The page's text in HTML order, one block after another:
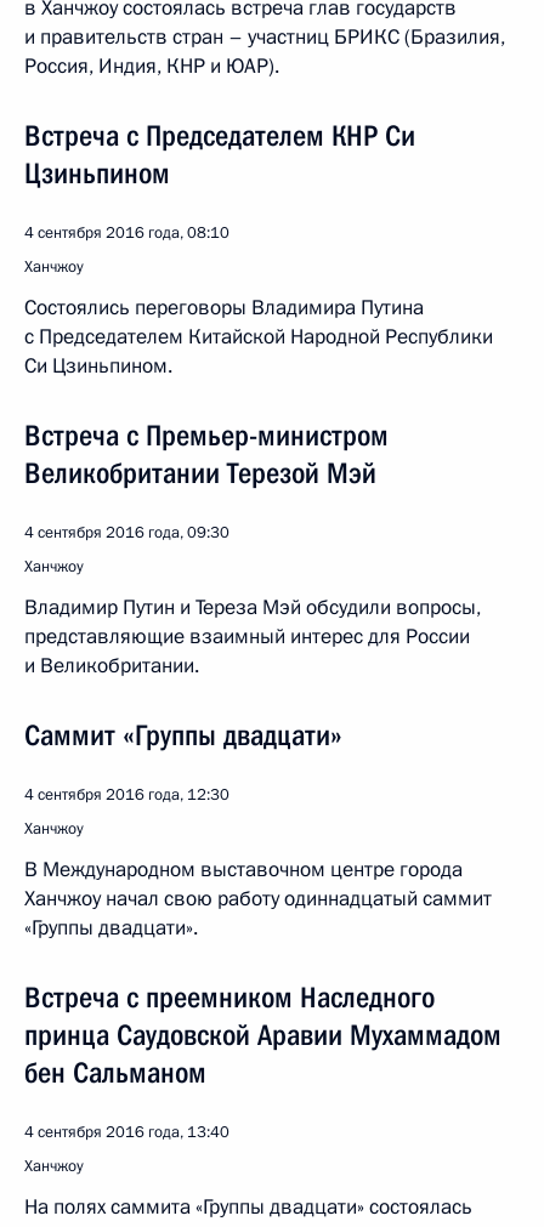
в Ханчжоу состоялась встреча глав государств
и правительств стран – участниц БРИКС (Бразилия,
Россия, Индия, КНР и ЮАР).
Встреча с Председателем КНР Си
Цзиньпином
4 сентября 2016 года, 08:10
Ханчжоу
Состоялись переговоры Владимира Путина
с Председателем Китайской Народной Республики
Си Цзиньпином.
Встреча с Премьер-министром
Великобритании Терезой Мэй
4 сентября 2016 года, 09:30
Ханчжоу
Владимир Путин и Тереза Мэй обсудили вопросы,
представляющие взаимный интерес для России
и Великобритании.
Саммит «Группы двадцати»
4 сентября 2016 года, 12:30
Ханчжоу
В Международном выставочном центре города
Ханчжоу начал свою работу одиннадцатый саммит
«Группы двадцати».
Встреча с преемником Наследного
принца Саудовской Аравии Мухаммадом
бен Сальманом
4 сентября 2016 года, 13:40
Ханчжоу
На полях саммита «Группы двадцати» состоялась